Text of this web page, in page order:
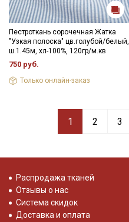
Пестроткань сорочечная Жатка
"Узкая полоска" цв.голубой/белый,
ш.1.45м, хл-100%, 120гр/м.кв
750 руб.
Только онлайн-заказ
1 2 3
Распродажа тканей
Отзывы о нас
Система скидок
Доставка и оплата